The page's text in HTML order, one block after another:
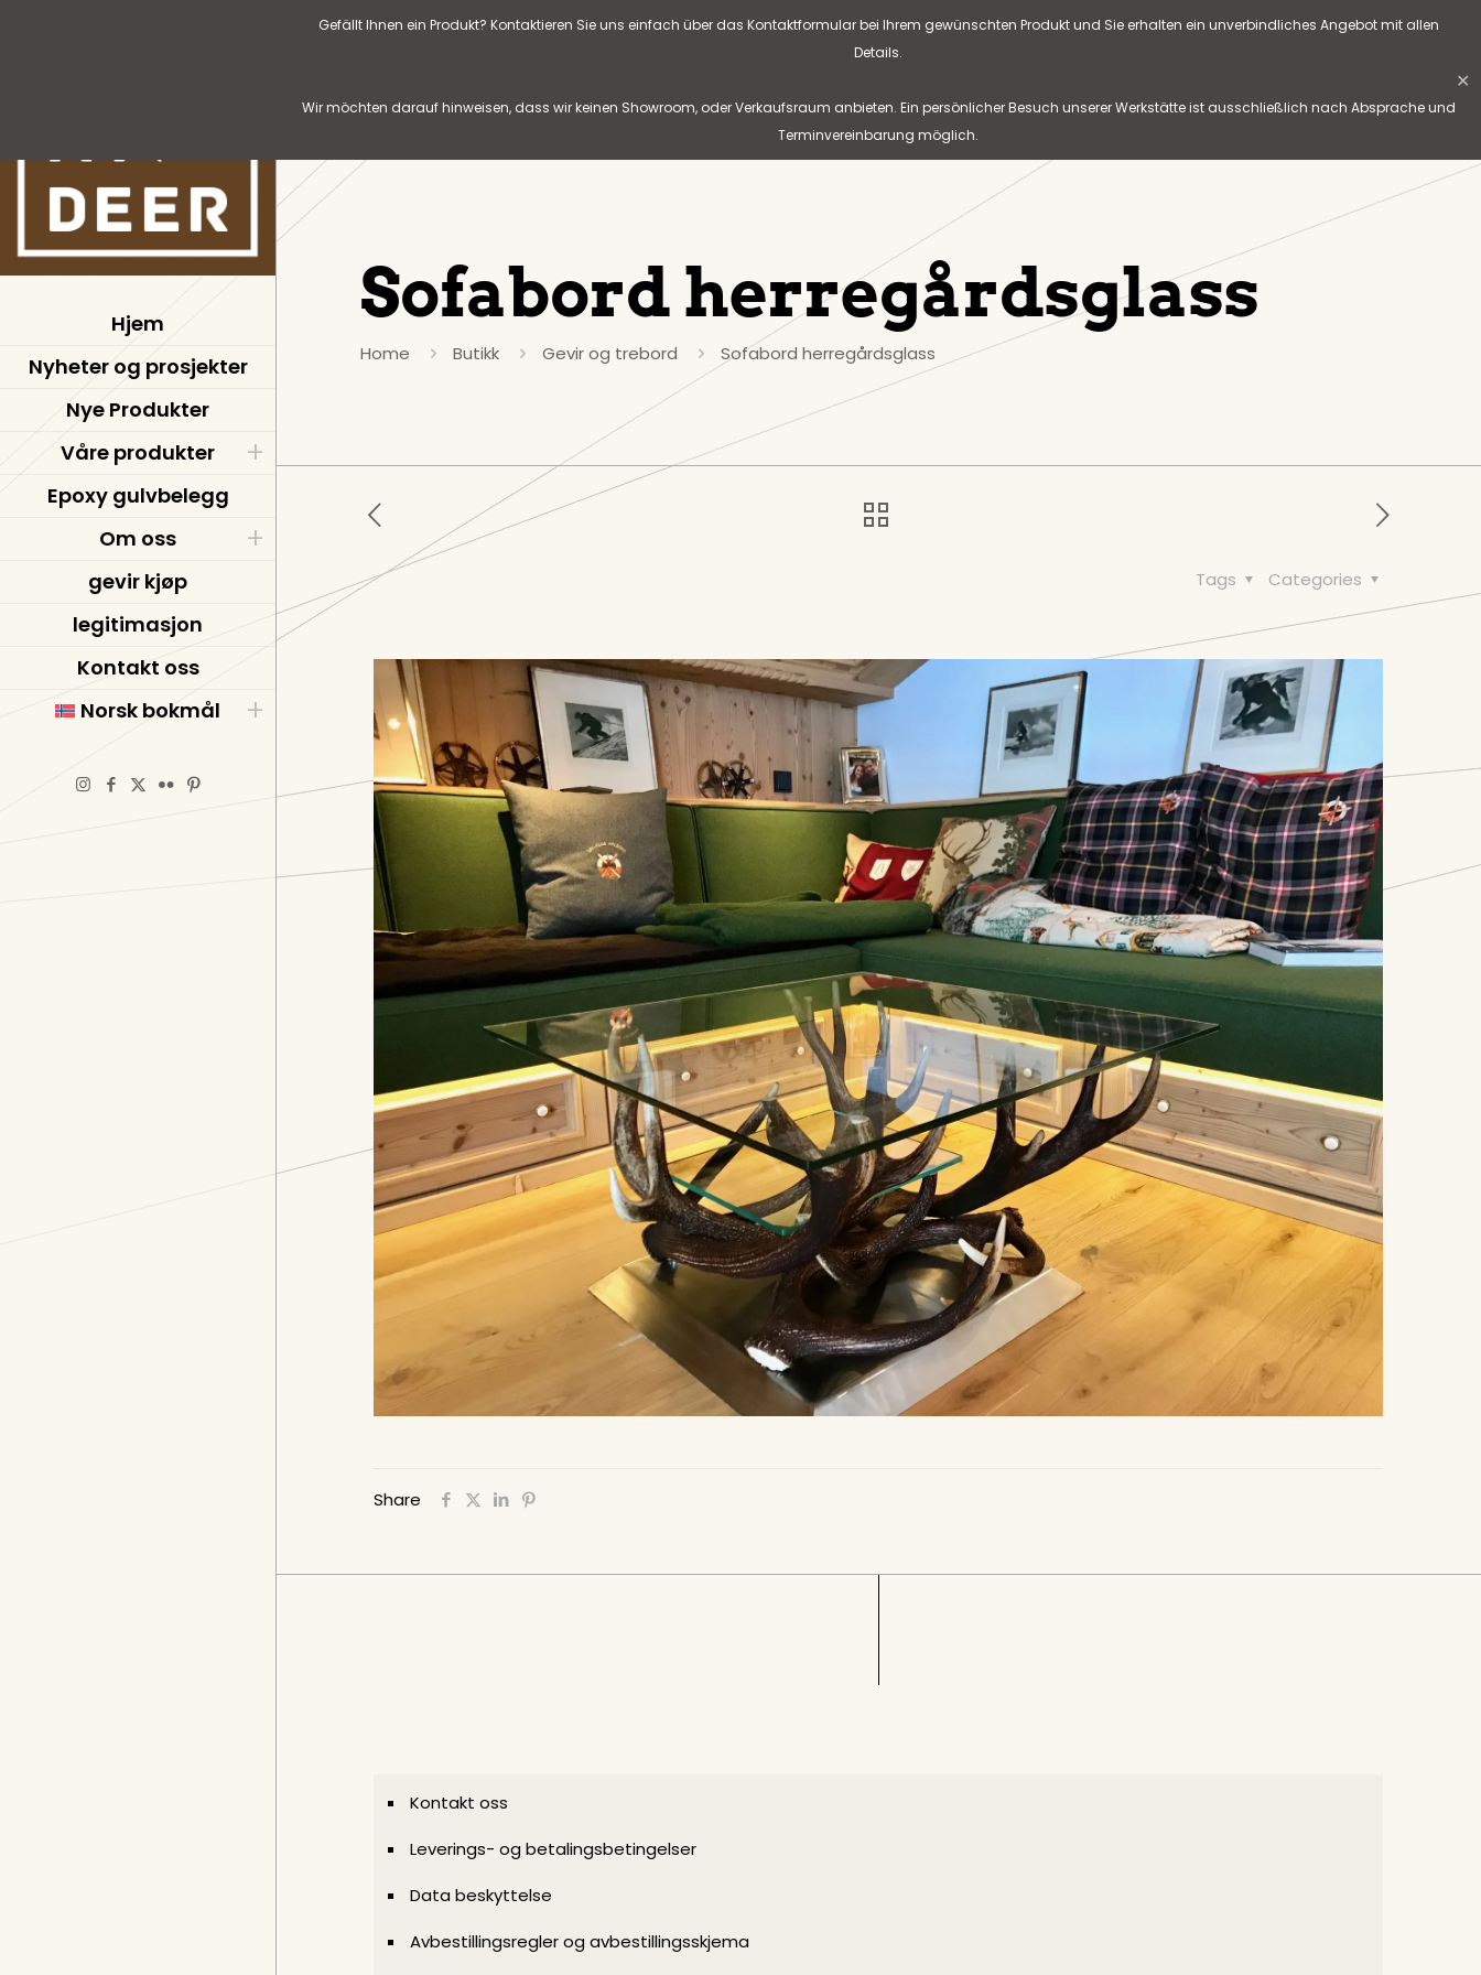
Gefällt Ihnen ein Produkt? Kontaktieren Sie uns einfach über das Kontaktformular bei Ihrem gewünschten Produkt und Sie erhalten ein unverbindliches Angebot mit allen
Details.
Wir möchten darauf hinweisen, dass wir keinen Showroom, oder Verkaufsraum anbieten. Ein persönlicher Besuch unserer Werkstätte ist ausschließlich nach Absprache und
Terminvereinbarung möglich.
✕
Hjem
Nyheter og prosjekter
Nye Produkter
Våre produkter
Epoxy gulvbelegg
Om oss
gevir kjøp
legitimasjon
Kontakt oss
Norsk bokmål
Sofabord herregårdsglass
Home Butikk Gevir og trebord Sofabord herregårdsglass
Categories
Tags
Share
Kontakt oss
Leverings- og betalingsbetingelser
Data beskyttelse
Avbestillingsregler og avbestillingsskjema